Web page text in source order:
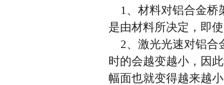
1、材料对铝合金桥
是由材料所决定，即
2、激光光速对铝合
时的会越变越小，因
幅面也就变得越来越